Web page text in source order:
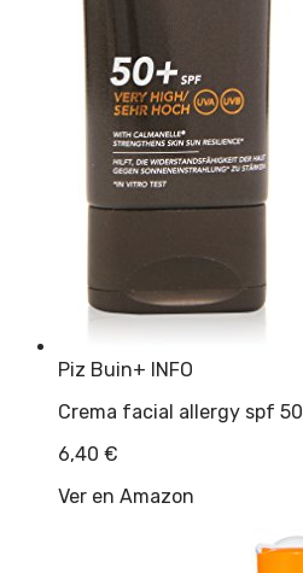
Piz Buin+ INFO
Crema facial allergy spf 50
6,40 €
Ver en Amazon